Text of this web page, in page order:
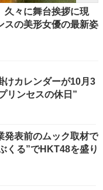
久々に舞台挨拶に現
の美形女優の最新姿
けカレンダーが10月3
リンセスの休日”
発表前のムック取材で
る”でHKT48を盛り